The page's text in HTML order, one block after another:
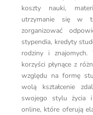
koszty nauki,
utrzymanie się w
zorganizować
stypendia, kredyty
rodziny i
korzyści płynące z
względu na formę
wolą kształcenie
swojego stylu życia
online, które oferują